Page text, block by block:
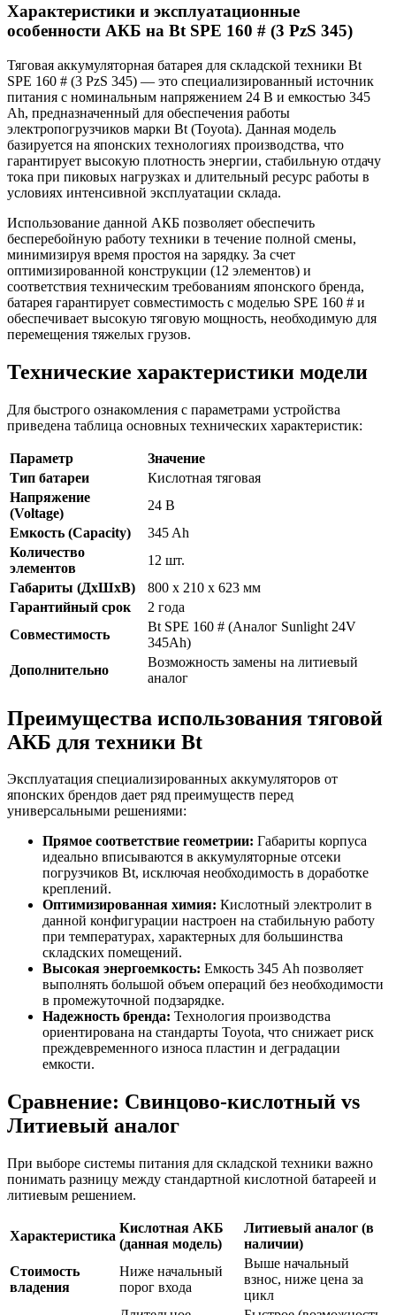
Характеристики и эксплуатационные
особенности АКБ на Bt SPE 160 # (3 PzS 345)
Тяговая аккумуляторная батарея для складской техники Bt
SPE 160 # (3 PzS 345) — это специализированный источник
питания с номинальным напряжением 24 В и емкостью 345
Ah, предназначенный для обеспечения работы
электропогрузчиков марки Bt (Toyota). Данная модель
базируется на японских технологиях производства, что
гарантирует высокую плотность энергии, стабильную отдачу
тока при пиковых нагрузках и длительный ресурс работы в
условиях интенсивной эксплуатации склада.
Использование данной АКБ позволяет обеспечить
бесперебойную работу техники в течение полной смены,
минимизируя время простоя на зарядку. За счет
оптимизированной конструкции (12 элементов) и
соответствия техническим требованиям японского бренда,
батарея гарантирует совместимость с моделью SPE 160 # и
обеспечивает высокую тяговую мощность, необходимую для
перемещения тяжелых грузов.
Технические характеристики модели
Для быстрого ознакомления с параметрами устройства
приведена таблица основных технических характеристик:
Параметр
Значение
Тип батареи
Кислотная тяговая
Напряжение
(Voltage)
24 В
Емкость (Capacity)
345 Ah
Количество
элементов
12 шт.
Габариты (ДхШхВ)
800 x 210 x 623 мм
Гарантийный срок
2 года
Совместимость
Bt SPE 160 # (Аналог Sunlight 24V
345Ah)
Дополнительно
Возможность замены на литиевый
аналог
Преимущества использования тяговой
АКБ для техники Bt
Эксплуатация специализированных аккумуляторов от
японских брендов дает ряд преимуществ перед
универсальными решениями:
Прямое соответствие геометрии: Габариты корпуса
идеально вписываются в аккумуляторные отсеки
погрузчиков Bt, исключая необходимость в доработке
креплений.
Оптимизированная химия: Кислотный электролит в
данной конфигурации настроен на стабильную работу
при температурах, характерных для большинства
складских помещений.
Высокая энергоемкость: Емкость 345 Ah позволяет
выполнять большой объем операций без необходимости
в промежуточной подзарядке.
Надежность бренда: Технология производства
ориентирована на стандарты Toyota, что снижает риск
преждевременного износа пластин и деградации
емкости.
Сравнение: Свинцово-кислотный vs
Литиевый аналог
При выборе системы питания для складской техники важно
понимать разницу между стандартной кислотной батареей и
литиевым решением.
Характеристика
Кислотная АКБ
(данная модель)
Литиевый аналог (в
наличии)
Стоимость
владения
Ниже начальный
порог входа
Выше начальный
взнос, ниже цена за
цикл